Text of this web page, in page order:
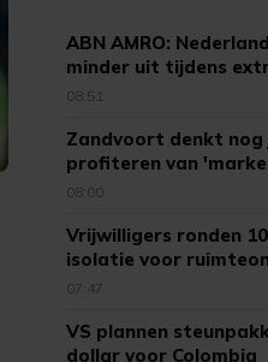
ABN AMRO:
minder uit tijdens
08:51
Zandvoort denkt nog
profiteren van
F1
08:00
Vrijwilligers ronden
isolatie voor
07:47
VS plannen
dollar voor Colombia